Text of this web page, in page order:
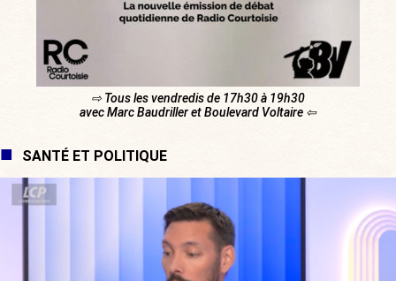
⇨ Tous les vendredis de 17h30 à 19h30
avec Marc Baudriller et Boulevard Voltaire ⇦
SANTÉ ET POLITIQUE